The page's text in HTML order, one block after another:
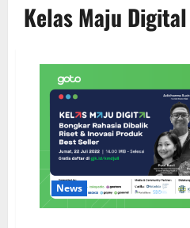
Kelas Maju Digital
News